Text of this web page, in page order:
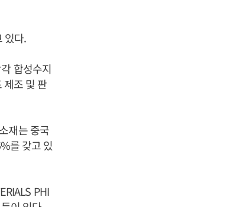
있다.
합성수지
제조 및 판
재는 중국
를 갖고 있
PHI